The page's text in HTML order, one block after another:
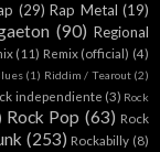
(29) Rap Metal (19)
(90) Regional
(11) Remix (official) (4)
(1) Riddim / Tearout (2)
independiente (3) Rock
Rock Pop (63) Rock
(253) Rockabilly (8)